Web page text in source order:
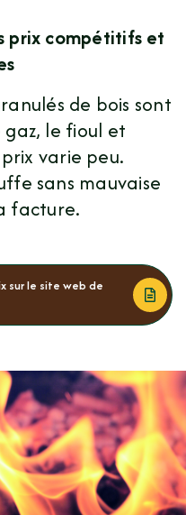
prix compétitifs et
de bois sont
gaz, le fioul et
varie peu.
sans mauvaise
facture.
sur le site web de